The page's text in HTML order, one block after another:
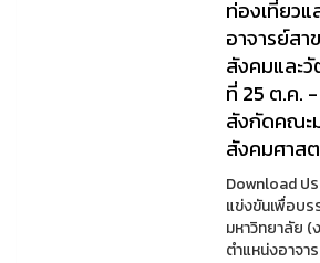
ท่องเที่ยวแ
อาจารย์สา
สังคมและ
ที่ 25 ต.ค.
สังกัดคณะ
สังคมศาส
Download ป
แข่งขันเพื่อบร
มหาวิทยาลัย
ตำแหน่งอาจา